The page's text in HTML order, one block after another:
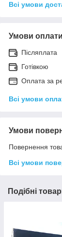
Всі умови
Умови оплати
Післяплата
Готівкою
Оплата за
Всі умови
Умови
Повернення
Всі умови
Подібні